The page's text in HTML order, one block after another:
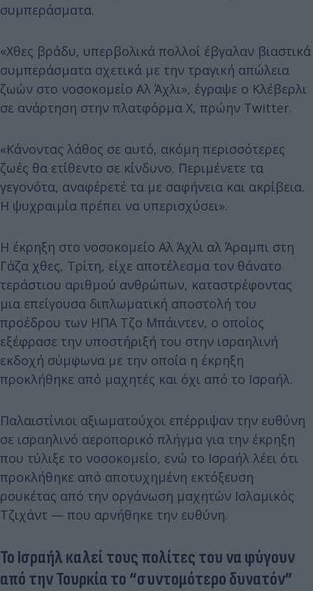
συμπεράσματα.
«Χθες βράδυ, υπερβολικά πολλοί έβγαλαν βιαστικά
συμπεράσματα σχετικά με την τραγική απώλεια
ζωών στο νοσοκομείο Αλ Άχλι», έγραψε ο Κλέβερλι
σε ανάρτηση στην πλατφόρμα X, πρώην Twitter.
«Κάνοντας λάθος σε αυτό, ακόμη περισσότερες
ζωές θα ετίθεντο σε κίνδυνο. Περιμένετε τα
γεγονότα, αναφέρετέ τα με σαφήνεια και ακρίβεια.
Η ψυχραιμία πρέπει να υπερισχύσει».
Η έκρηξη στο νοσοκομείο Αλ Άχλι αλ Άραμπι στη
Γάζα χθες, Τρίτη, είχε αποτέλεσμα τον θάνατο
τεράστιου αριθμού ανθρώπων, καταστρέφοντας
μια επείγουσα διπλωματική αποστολή του
προέδρου των ΗΠΑ Τζο Μπάιντεν, ο οποίος
εξέφρασε την υποστήριξή του στην ισραηλινή
εκδοχή σύμφωνα με την οποία η έκρηξη
προκλήθηκε από μαχητές και όχι από το Ισραήλ.
Παλαιστίνιοι αξιωματούχοι επέρριψαν την ευθύνη
σε ισραηλινό αεροπορικό πλήγμα για την έκρηξη
που τύλιξε το νοσοκομείο, ενώ το Ισραήλ λέει ότι
προκλήθηκε από αποτυχημένη εκτόξευση
ρουκέτας από την οργάνωση μαχητών Ισλαμικός
Τζιχάντ — που αρνήθηκε την ευθύνη.
Το Ισραήλ καλεί τους πολίτες του να φύγουν
από τηνΤουρκίατο “συντομότερο δυνατόν”